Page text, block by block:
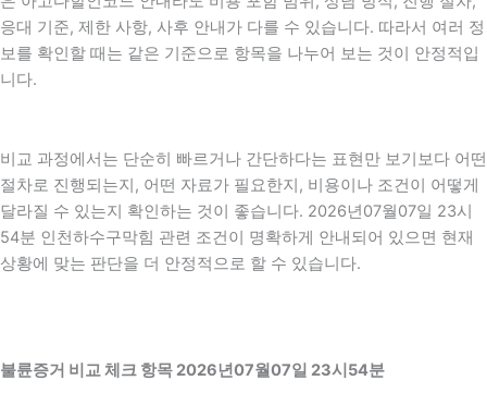
응대 기준, 제한 사항, 사후 안내가 다를 수 있습니다. 따라서 여러 정
보를 확인할 때는 같은 기준으로 항목을 나누어 보는 것이 안정적입
니다.
비교 과정에서는 단순히 빠르거나 간단하다는 표현만 보기보다 어떤
절차로 진행되는지, 어떤 자료가 필요한지, 비용이나 조건이 어떻게
달라질 수 있는지 확인하는 것이 좋습니다. 2026년07월07일 23시
54분 인천하수구막힘 관련 조건이 명확하게 안내되어 있으면 현재
상황에 맞는 판단을 더 안정적으로 할 수 있습니다.
불륜증거 비교 체크 항목 2026년07월07일 23시54분